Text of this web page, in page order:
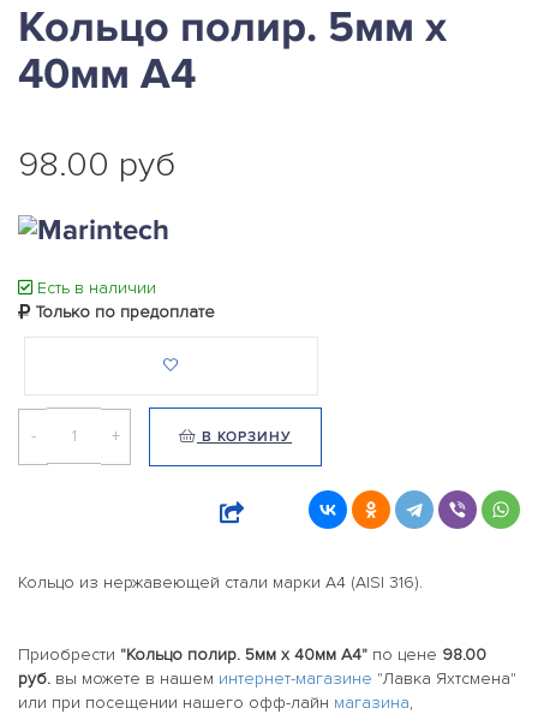
Кольцо полир. 5мм х
40мм А4
98.00 руб
Есть в наличии
Только по предоплате
- + В КОРЗИНУ
Кольцо из нержавеющей стали марки А4 (AISI 316).
Приобрести "Кольцо полир. 5мм х 40мм А4" по цене 98.00
руб. вы можете в нашем интернет-магазине "Лавка Яхтсмена"
или при посещении нашего офф-лайн магазина,